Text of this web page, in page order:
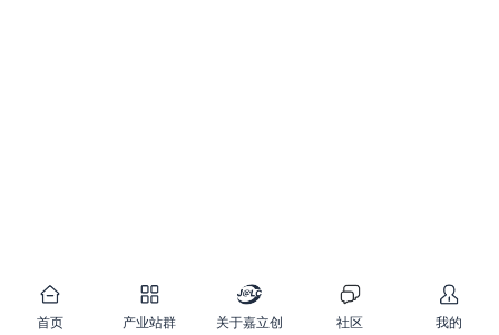
首页 产业站群 关于嘉立创 社区 我的